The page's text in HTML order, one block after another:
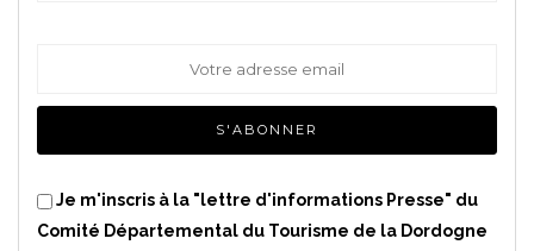
Je m'inscris à la "lettre d'informations Presse" du
Comité Départemental du Tourisme de la Dordogne